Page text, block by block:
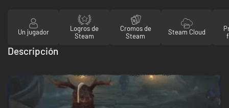
Un jugador
Logros de
Steam
Cromos de
Steam
Steam Cloud
Descripción